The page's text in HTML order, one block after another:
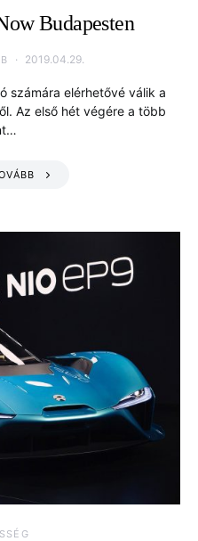
Budapesten
2019.04.29.
számára elérhetővé válik a
Az első hét végére a több